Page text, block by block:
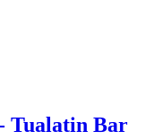
Tualatin Bar